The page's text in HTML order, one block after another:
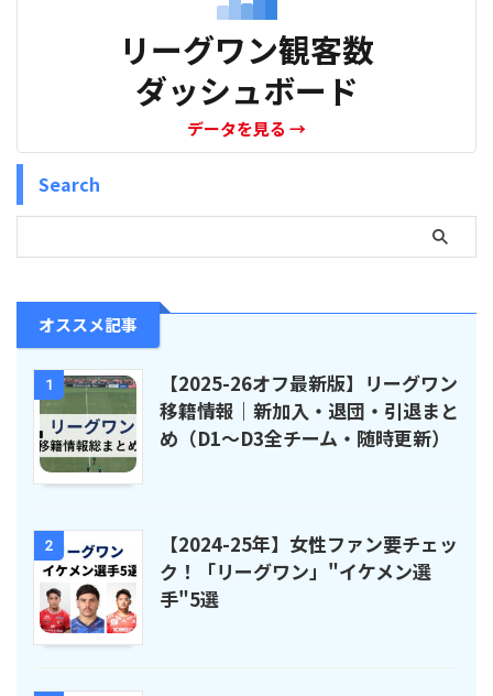
リーグワン観客数
ダッシュボード
データを見る →
Search
オススメ記事
1
【2025-26オフ最新版】リーグワン
移籍情報｜新加入・退団・引退まと
め（D1〜D3全チーム・随時更新）
2
【2024-25年】女性ファン要チェッ
ク！「リーグワン」"イケメン選
手"5選